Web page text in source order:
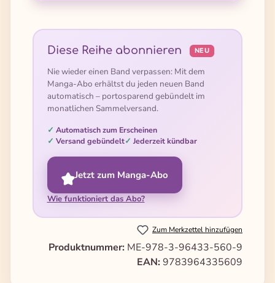
Diese Reihe abonnieren NEU
Nie wieder einen Band verpassen: Mit dem
Manga-Abo erhältst du jeden neuen Band
automatisch – portosparend gebündelt im
monatlichen Sammelversand.
Automatisch zum Erscheinen
Versand gebündelt
Jederzeit kündbar
Jetzt zum Manga-Abo
Wie funktioniert das Abo?
Zum Merkzettel hinzufügen
Produktnummer: ME-978-3-96433-560-9
EAN: 9783964335609